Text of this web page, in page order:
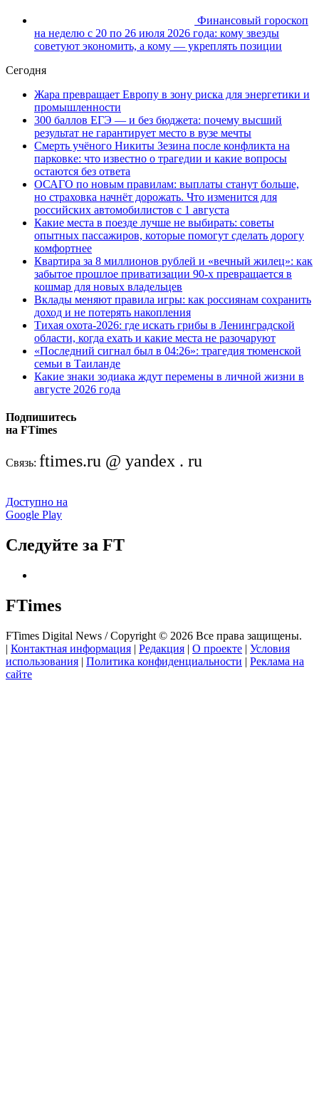
Финансовый гороскоп
на неделю с 20 по 26 июля 2026 года: кому звезды
советуют экономить, а кому — укреплять позиции
Сегодня
Жара превращает Европу в зону риска для энергетики и
промышленности
300 баллов ЕГЭ — и без бюджета: почему высший
результат не гарантирует место в вузе мечты
Смерть учёного Никиты Зезина после конфликта на
парковке: что известно о трагедии и какие вопросы
остаются без ответа
ОСАГО по новым правилам: выплаты станут больше,
но страховка начнёт дорожать. Что изменится для
российских автомобилистов с 1 августа
Какие места в поезде лучше не выбирать: советы
опытных пассажиров, которые помогут сделать дорогу
комфортнее
Квартира за 8 миллионов рублей и «вечный жилец»: как
забытое прошлое приватизации 90-х превращается в
кошмар для новых владельцев
Вклады меняют правила игры: как россиянам сохранить
доход и не потерять накопления
Тихая охота-2026: где искать грибы в Ленинградской
области, когда ехать и какие места не разочаруют
«Последний сигнал был в 04:26»: трагедия тюменской
семьи в Таиланде
Какие знаки зодиака ждут перемены в личной жизни в
августе 2026 года
Подпишитесь
на FTimes
Связь: ftimes.ru @ yandex . ru
Доступно на
Google Play
Следуйте за FT
FTimes
FTimes Digital News / Copyright © 2026 Все права защищены.
| Контактная информация | Редакция | О проекте | Условия
использования | Политика конфиденциальности | Реклама на
сайте